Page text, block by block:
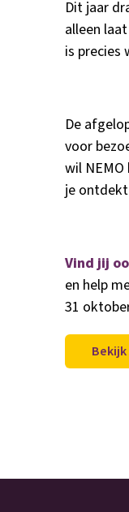
Dit jaar
alleen
is precies
De
voor
wil
je
Vind jij
en help
31